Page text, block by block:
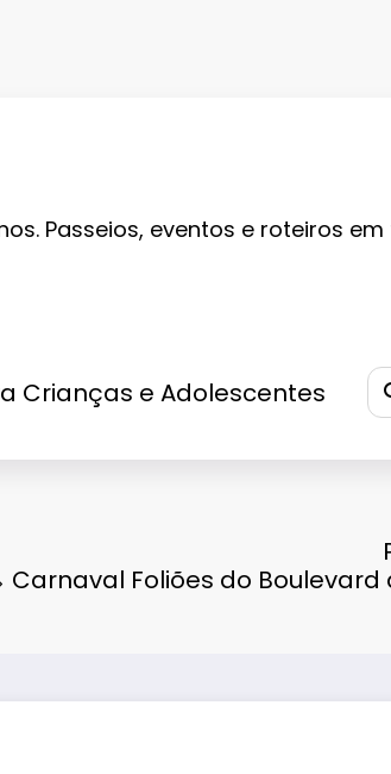
Passeios, eventos e roteiros
Crianças e Adolescentes
Carnaval Foliões do